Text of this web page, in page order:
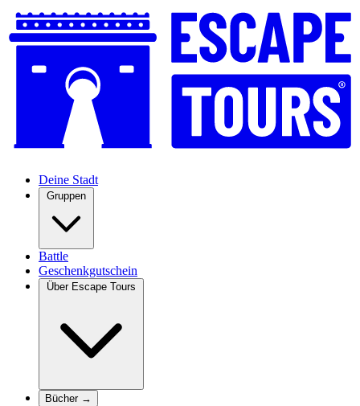
Deine Stadt
Gruppen
Battle
Geschenkgutschein
Über Escape Tours
Bücher →